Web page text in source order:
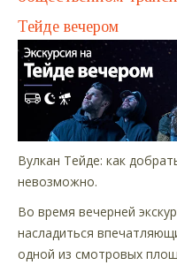
Тейде вечером
Вулкан Тейде: как
невозможно.
Во время вечерней
насладиться
одной из смотровых